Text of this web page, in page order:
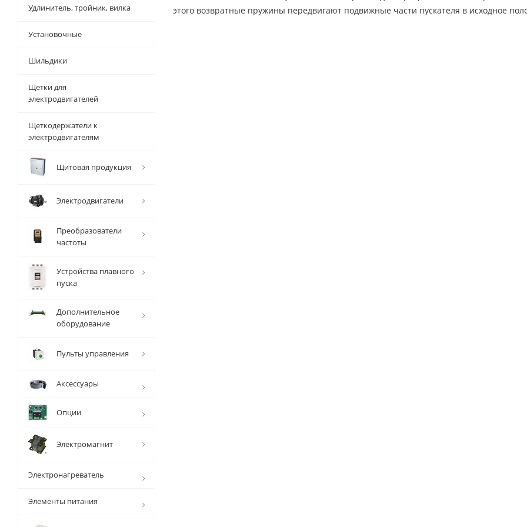
этого возвратные пружины передвигают подвижные части пускателя в исходное
Удлинитель, тройник, вилка
Установочные
Шильдики
Щетки для
электродвигателей
Щеткодержатели к
электродвигателям
Щитовая продукция
Электродвигатели
Преобразователи
частоты
Устройства плавного
пуска
Дополнительное
оборудование
Пульты управления
Аксессуары
Опции
Электромагнит
Электронагреватель
Элементы питания